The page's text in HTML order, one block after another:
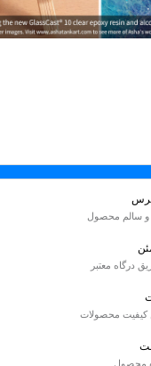
و سالم محصول
درگاه معتبر
کیفیت محصولات